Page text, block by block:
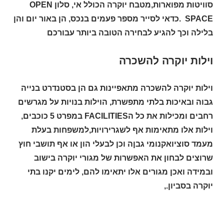
סוויטות מפוארות,מטבח יוקרה הכולל אי, סלון OPEN
SPACE .כדאי לסייר מספר פעמים בנכס, הן באור יום והן
בלילה וכך להגיע לבחירה הטובה ביותר עבורכם
וילות יוקרה להשכרה
וילות יוקרה להשכרה מתאפיינות גם הן בסטנדרט בנייה
גבוה ובאיכות בלתי מתפשרת, הוילות בנויות על מגרשים
רחבים ומכילות את כל הFACILITIES במפרט 5 כוכבים,
וילות אלו מתאימות אף לשגרירויות,למשפחות בעלת
מעמד סוציואקנומי גבןה וכן לבעלי הון או אף תושבי חוץ
שרוצים לבחון את האפשרות של מגורי יוקרה בישוב
ובמידה ואכן מגורים אלו יתאימו להם, לימים יקנו בתי
יוקרה בסביון.,